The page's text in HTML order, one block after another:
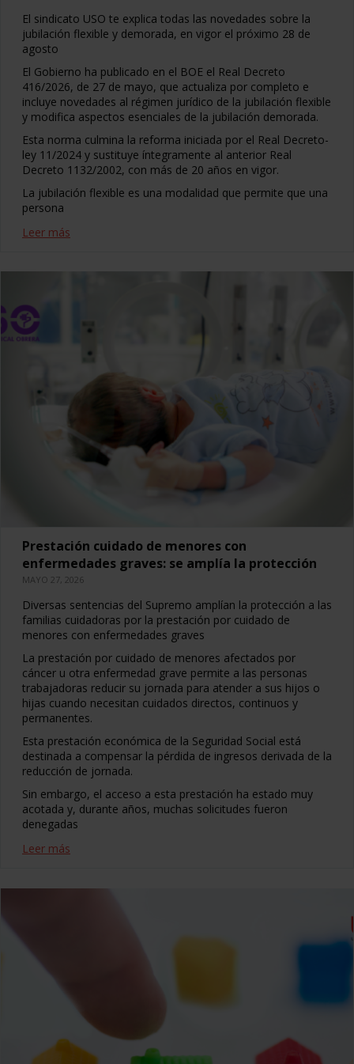
El sindicato USO te explica todas las novedades sobre la
jubilación flexible y demorada, en vigor el próximo 28 de
agosto
El Gobierno ha publicado en el BOE el Real Decreto
416/2026, de 27 de mayo, que actualiza por completo e
incluye novedades al régimen jurídico de la jubilación flexible
y modifica aspectos esenciales de la jubilación demorada.
Esta norma culmina la reforma iniciada por el Real Decreto-
ley 11/2024 y sustituye íntegramente al anterior Real
Decreto 1132/2002, con más de 20 años en vigor.
La jubilación flexible es una modalidad que permite que una
persona
Leer más
Prestación cuidado de menores con
enfermedades graves: se amplía la protección
MAYO 27, 2026
Diversas sentencias del Supremo amplían la protección a las
familias cuidadoras por la prestación por cuidado de
menores con enfermedades graves
La prestación por cuidado de menores afectados por
cáncer u otra enfermedad grave permite a las personas
trabajadoras reducir su jornada para atender a sus hijos o
hijas cuando necesitan cuidados directos, continuos y
permanentes.
Esta prestación económica de la Seguridad Social está
destinada a compensar la pérdida de ingresos derivada de la
reducción de jornada.
Sin embargo, el acceso a esta prestación ha estado muy
acotada y, durante años, muchas solicitudes fueron
denegadas
Leer más